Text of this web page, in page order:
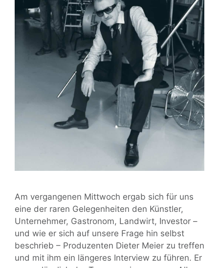
Am vergangenen Mittwoch ergab sich für uns
eine der raren Gelegenheiten den Künstler,
Unternehmer, Gastronom, Landwirt, Investor –
und wie er sich auf unsere Frage hin selbst
beschrieb – Produzenten Dieter Meier zu treffen
und mit ihm ein längeres Interview zu führen. Er